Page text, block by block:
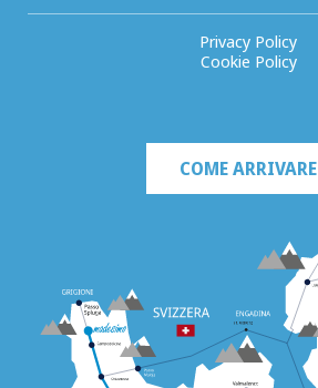
Privacy Policy
Cookie Policy
COME ARRIVARE